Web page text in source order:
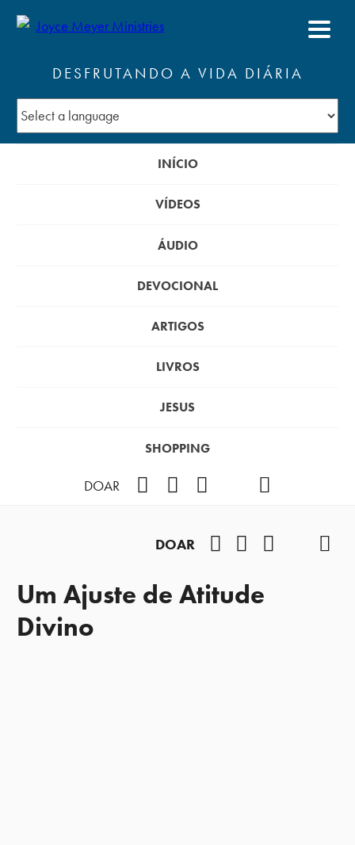
DESFRUTANDO A VIDA DIÁRIA
INÍCIO
VÍDEOS
ÁUDIO
DEVOCIONAL
ARTIGOS
LIVROS
JESUS
SHOPPING
DOAR
DOAR
Um Ajuste de Atitude
Divino